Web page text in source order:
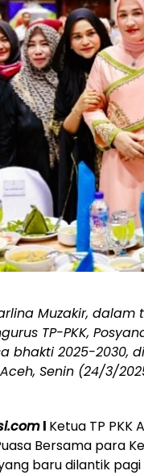
Muzakir,
TP-PKK,
bhakti 2025-2030,
Senin (24/3/
l Ketua TP PKK
Bersama para
baru dilantik pagi